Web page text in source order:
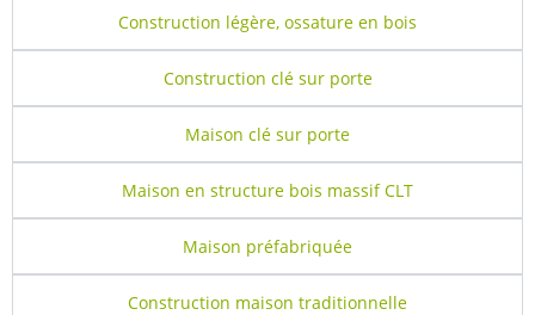
Construction légère, ossature en bois
Construction clé sur porte
Maison clé sur porte
Maison en structure bois massif CLT
Maison préfabriquée
Construction maison traditionnelle